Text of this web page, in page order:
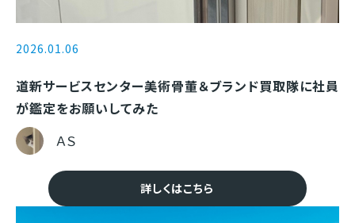
2026.01.06
道新サービスセンター美術骨董＆ブランド買取隊に社員
が鑑定をお願いしてみた
ＡＳ
詳しくはこちら